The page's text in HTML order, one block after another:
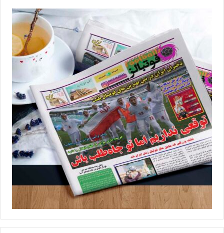
ندارند و در هفته‌های پیش‌رو باید برای حفظ موقعیت سوم جدول تلاش
در دیگر بازی هفته هم تیم ملوان بندرانزلی در خانه توانست برابر
ایساتیس کران فارس جشن پیروزی بگیرد و شاگردان معصومه جهانچی
موفق شدند با نتیجه 2 بر یک از سد حریف شیرازی خود بگذرند. تیم
پالایش‌گاز ایلام هم با توجه به حذف کیان نیشابور از گردونه رقابت‌ها،
امروز با قرعه استراحت مواجه شده بود.
نتایج هفته چهاردهم لیگ برتر فوتبال زنان
جمعه هفتم بهمن‌ماه
زارع باتری سنندج 0-3 خاتون بم
سپاهان اصفهان 3-0 پیکان البرز
شهرداری سیرجان 1-2 بادرود تهران